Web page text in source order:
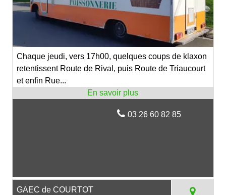
Chaque jeudi, vers 17h00, quelques coups de klaxon
retentissent Route de Rival, puis Route de Triaucourt
et enfin Rue...
03 26 60 82 85
GAEC de COURTOT